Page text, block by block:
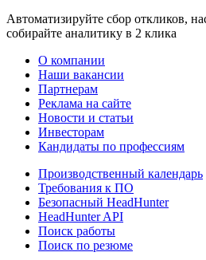
Автоматизируйте сбор откликов,
собирайте аналитику в 2 клика
О компании
Наши вакансии
Партнерам
Реклама на сайте
Новости и статьи
Инвесторам
Кандидаты по профессиям
Производственный календарь
Требования к ПО
Безопасный HeadHunter
HeadHunter API
Поиск работы
Поиск по резюме